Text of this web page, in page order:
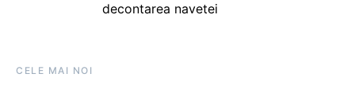
decontarea navetei
CELE MAI NOI